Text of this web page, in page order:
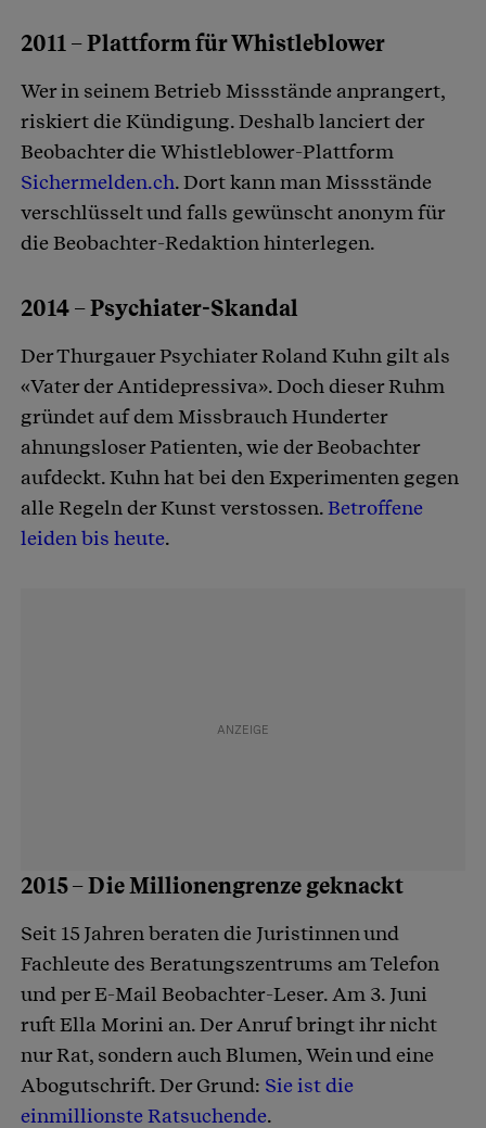
2011 – Plattform für Whistleblower
Wer in seinem Betrieb Missstände anprangert,
riskiert die Kündigung. Deshalb lanciert der
Beobachter die Whistleblower-Plattform
Sichermelden.ch. Dort kann man Missstände
verschlüsselt und falls gewünscht anonym für
die Beobachter-Redaktion hinterlegen.
2014 – Psychiater-Skandal
Der Thurgauer Psychiater Roland Kuhn gilt als
«Vater der Antidepressiva». Doch dieser Ruhm
gründet auf dem Missbrauch Hunderter
ahnungsloser Patienten, wie der Beobachter
aufdeckt. Kuhn hat bei den Experimenten gegen
alle Regeln der Kunst verstossen.Betroffene
leiden bis heute.
2015 – Die Millionengrenze geknackt
Seit 15 Jahren beraten die Juristinnen und
Fachleute des Beratungszentrums am Telefon
und per E-Mail Beobachter-Leser. Am 3. Juni
ruft Ella Morini an. Der Anruf bringt ihr nicht
nur Rat, sondern auch Blumen, Wein und eine
Abogutschrift. Der Grund: Sie ist die
einmillionste Ratsuchende.